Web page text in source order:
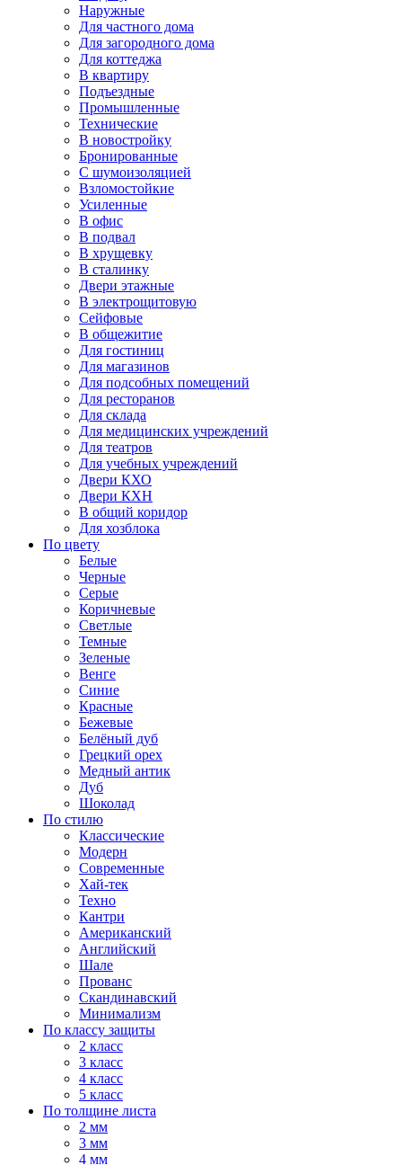
Наружные
Для частного дома
Для загородного дома
Для коттеджа
В квартиру
Подъездные
Промышленные
Технические
В новостройку
Бронированные
С шумоизоляцией
Взломостойкие
Усиленные
В офис
В подвал
В хрущевку
В сталинку
Двери этажные
В электрощитовую
Сейфовые
В общежитие
Для гостиниц
Для магазинов
Для подсобных помещений
Для ресторанов
Для склада
Для медицинских учреждений
Для театров
Для учебных учреждений
Двери КХО
Двери КХН
В общий коридор
Для хозблока
По цвету
Белые
Черные
Серые
Коричневые
Светлые
Темные
Зеленые
Венге
Синие
Красные
Бежевые
Белёный дуб
Грецкий орех
Медный антик
Дуб
Шоколад
По стилю
Классические
Модерн
Современные
Хай-тек
Техно
Кантри
Американский
Английский
Шале
Прованс
Скандинавский
Минимализм
По классу защиты
2 класс
3 класс
4 класс
5 класс
По толщине листа
2 мм
3 мм
4 мм